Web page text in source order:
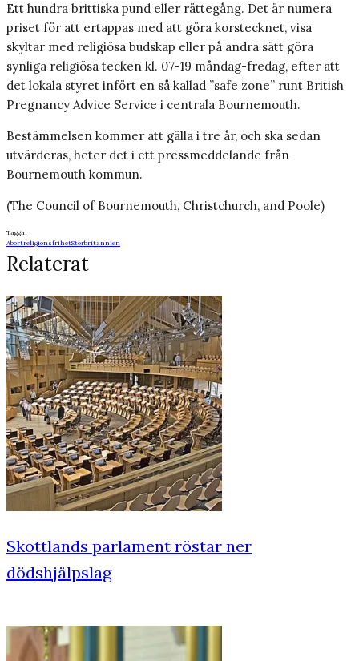
Ett hundra brittiska pund eller rättegång. Det är numera
priset för att ertappas med att göra korstecknet, visa
skyltar med religiösa budskap eller på andra sätt göra
synliga religiösa tecken kl. 07-19 måndag-fredag, efter att
det lokala styret infört en så kallad ”safe zone” runt British
Pregnancy Advice Service i centrala Bournemouth.
Bestämmelsen kommer att gälla i tre år, och ska sedan
utvärderas, heter det i ett pressmeddelande från
Bournemouth kommun.
(The Council of Bournemouth, Christchurch, and Poole)
Taggar
AbortreligionsfrihetStorbritannien
Relaterat
Skottlands parlament röstar ner
dödshjälpslag